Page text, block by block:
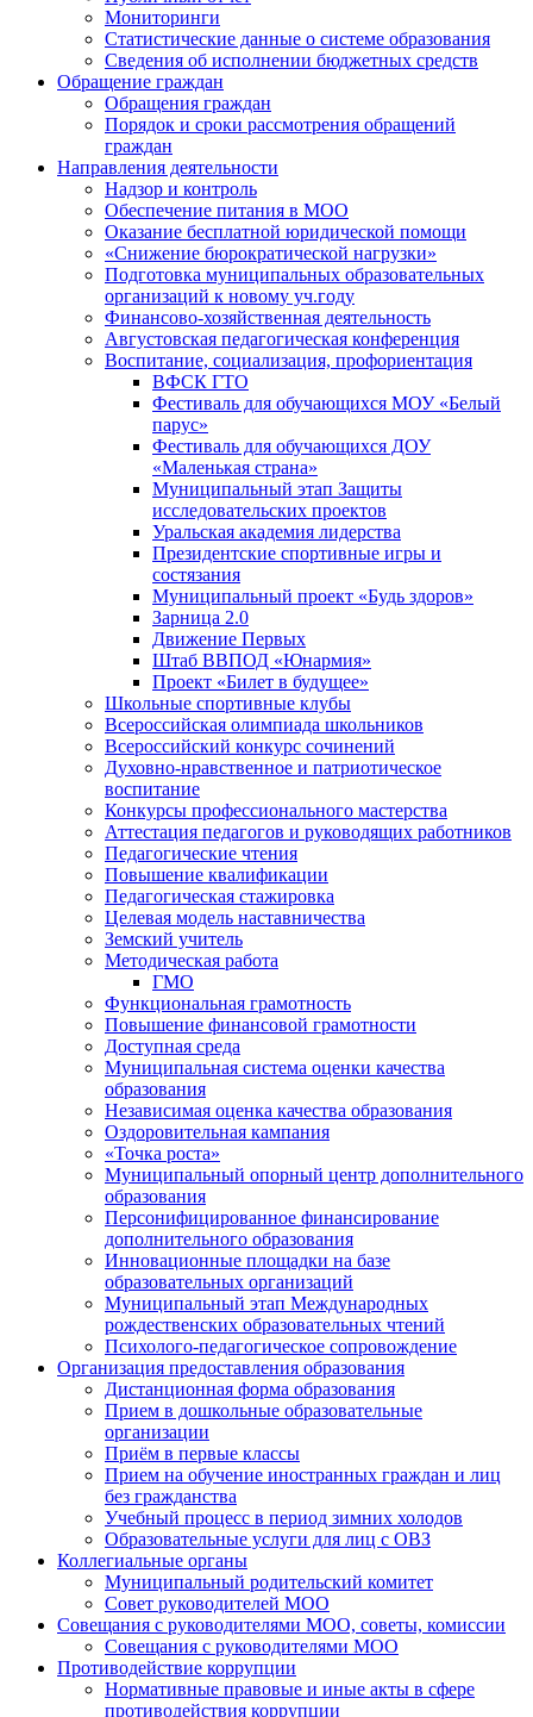
Мониторинги
Статистические данные о системе образования
Сведения об исполнении бюджетных средств
Обращение граждан
Обращения граждан
Порядок и сроки рассмотрения обращений
граждан
Направления деятельности
Надзор и контроль
Обеспечение питания в МОО
Оказание бесплатной юридической помощи
«Снижение бюрократической нагрузки»
Подготовка муниципальных образовательных
организаций к новому уч.году
Финансово-хозяйственная деятельность
Августовская педагогическая конференция
Воспитание, социализация, профориентация
ВФСК ГТО
Фестиваль для обучающихся МОУ «Белый
парус»
Фестиваль для обучающихся ДОУ
«Маленькая страна»
Муниципальный этап Защиты
исследовательских проектов
Уральская академия лидерства
Президентские спортивные игры и
состязания
Муниципальный проект «Будь здоров»
Зарница 2.0
Движение Первых
Штаб ВВПОД «Юнармия»
Проект «Билет в будущее»
Школьные спортивные клубы
Всероссийская олимпиада школьников
Всероссийский конкурс сочинений
Духовно-нравственное и патриотическое
воспитание
Конкурсы профессионального мастерства
Аттестация педагогов и руководящих работников
Педагогические чтения
Повышение квалификации
Педагогическая стажировка
Целевая модель наставничества
Земский учитель
Методическая работа
ГМО
Функциональная грамотность
Повышение финансовой грамотности
Доступная среда
Муниципальная система оценки качества
образования
Независимая оценка качества образования
Оздоровительная кампания
«Точка роста»
Муниципальный опорный центр дополнительного
образования
Персонифицированное финансирование
дополнительного образования
Инновационные площадки на базе
образовательных организаций
Муниципальный этап Международных
рождественских образовательных чтений
Психолого-педагогическое сопровождение
Организация предоставления образования
Дистанционная форма образования
Прием в дошкольные образовательные
организации
Приём в первые классы
Прием на обучение иностранных граждан и лиц
без гражданства
Учебный процесс в период зимних холодов
Образовательные услуги для лиц с ОВЗ
Коллегиальные органы
Муниципальный родительский комитет
Совет руководителей МОО
Совещания с руководителями МОО, советы, комиссии
Совещания с руководителями МОО
Противодействие коррупции
Нормативные правовые и иные акты в сфере
противодействия коррупции